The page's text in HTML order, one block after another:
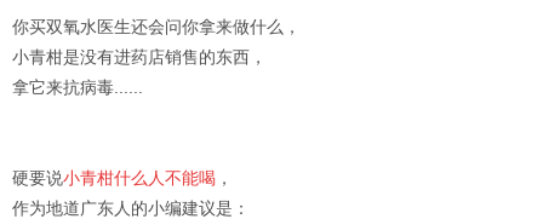
你买双氧水医生还会问你拿来做什么，
小青柑是没有进药店销售的东西，
拿它来抗病毒......
硬要说小青柑什么人不能喝 ，
作为地道广东人的小编建议是：